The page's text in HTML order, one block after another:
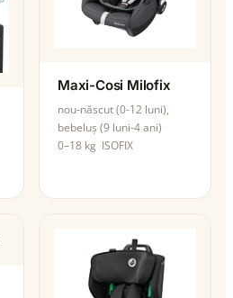
Maxi-Cosi Milofix
nou-născut (0-12 luni),
bebeluș (9 luni-4 ani)
0–18 kg ISOFIX